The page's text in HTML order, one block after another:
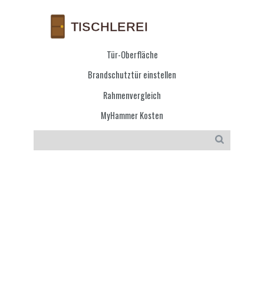
Tür-Oberfläche
Brandschutztür einstellen
Rahmenvergleich
MyHammer Kosten